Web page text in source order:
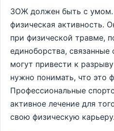
ЗОЖ должен быть с
физическая активность.
при физической травме,
единоборства, связанные
могут привести к
нужно понимать, что это
Профессиональные
активное лечение для
свою физическую карьеру.